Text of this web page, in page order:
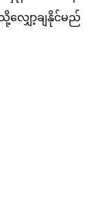
ျှော့ချနိုင်မည်